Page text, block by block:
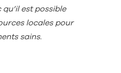
est possible
locales pour
sains.